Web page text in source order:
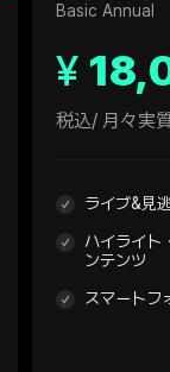
Basic Annual
¥
税込/ 月々実
ライブ&見
ハイライト
ンテンツ
スマートフ